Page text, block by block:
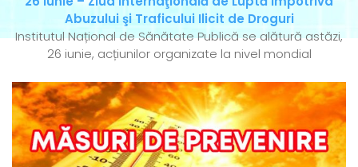
Abuzului şi Traficului Ilicit de Droguri
Institutul Național de Sănătate Publică se alătură astăzi,
26 iunie, acțiunilor organizate la nivel mondial